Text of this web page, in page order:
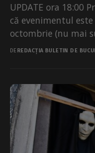
UPDATE ora 18:00
că evenimentul
octombrie (nu mai
sunt...
DE REDACȚIA BULETIN DE